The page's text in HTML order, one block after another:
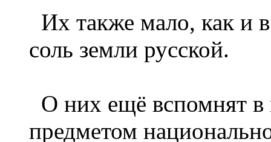
Их также мало, как и
соль земли русской.
О них ещё вспомнят в
предметом